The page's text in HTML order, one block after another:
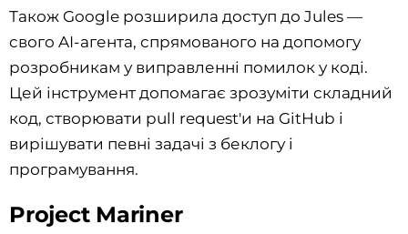
Також Google розширила доступ до Jules —
свого AI-агента, спрямованого на допомогу
розробникам у виправленні помилок у коді.
Цей інструмент допомагає зрозуміти складний
код, створювати pull request'и на GitHub і
вирішувати певні задачі з беклогу і
програмування.
Project Mariner